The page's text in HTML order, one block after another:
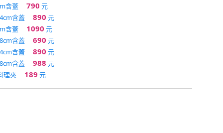
含蓋
790 元
含蓋
890 元
含蓋
1090 元
含蓋
690 元
含蓋
890 元
含蓋
988 元
理夾
189 元